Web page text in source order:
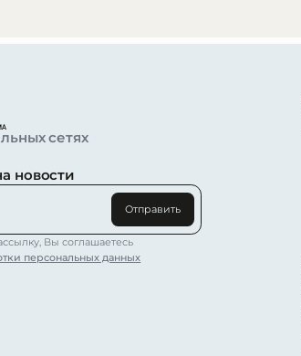
сетях
новости
Отправить
Вы соглашаетесь
персональных данных